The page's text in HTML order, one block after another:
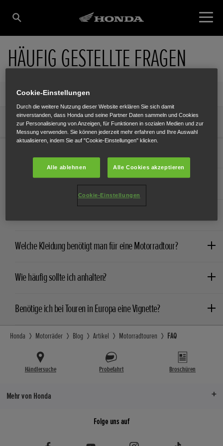
HÄUFIG GESTELLTE FRAGEN
Motorräder-Blog – Europa
Motorräder-Blog – Europa – FAQ
Wie sicher ist Europa für Motorradfahrer?
Welche Kleidung benötigt man für eine Motorradtour?
Wie häufig sollte ich anhalten?
Benötige ich bei Touren in Europa eine Vignette?
Honda Motorräder Blog Artikel Motorradtouren FAQ
Händlersuche Probefahrt Broschüren
Mehr von Honda
Folge uns auf
Cookie-Einstellungen
Durch die weitere Nutzung dieser Website erklären Sie sich damit
einverstanden, dass Honda und seine Partner Daten sammeln und Cookies
zur Personalisierung von Anzeigen, für Funktionen in sozialen Medien und zur
Messung verwenden. Sie können jederzeit mehr erfahren und Ihre Auswahl
aktualisieren, indem Sie auf "Cookie-Einstellungen" klicken.
Alle ablehnen Alle Cookies akzeptieren
Cookie-Einstellungen